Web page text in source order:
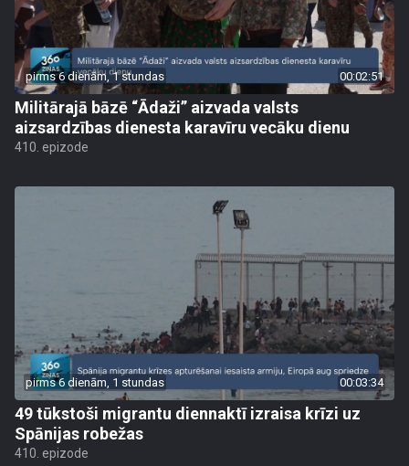
pirms 6 dienām, 1 stundas 00:02:51
Militārajā bāzē “Ādaži” aizvada valsts
aizsardzības dienesta karavīru vecāku dienu
410. epizode
pirms 6 dienām, 1 stundas 00:03:34
49 tūkstoši migrantu diennaktī izraisa krīzi uz
Spānijas robežas
410. epizode